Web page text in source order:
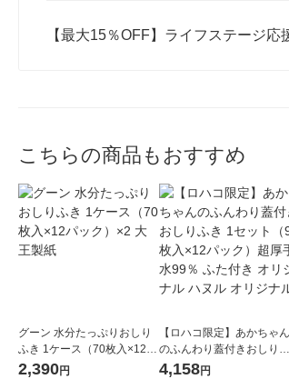
【最大15％OFF】ライフステージ応
こちらの商品もおすすめ
グーン 水分たっぷりおしり
ふき 1ケース（70枚入×12パ
ック）×2 大王製紙
2,390円
【ロハコ限定】あかちゃん
のふんわり蓋付きおしりふ
き 1セット（90枚入×12パ
4,158円